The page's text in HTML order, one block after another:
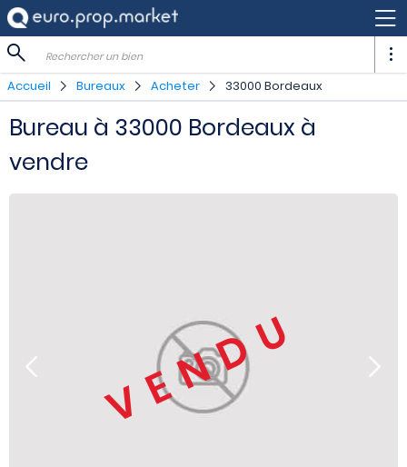
Rechercher un bien
Accueil Bureaux Acheter 33000 Bordeaux
Bureau à 33000 Bordeaux à
vendre
VENDU